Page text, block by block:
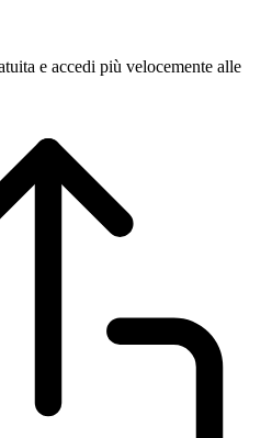
e accedi più velocemente alle